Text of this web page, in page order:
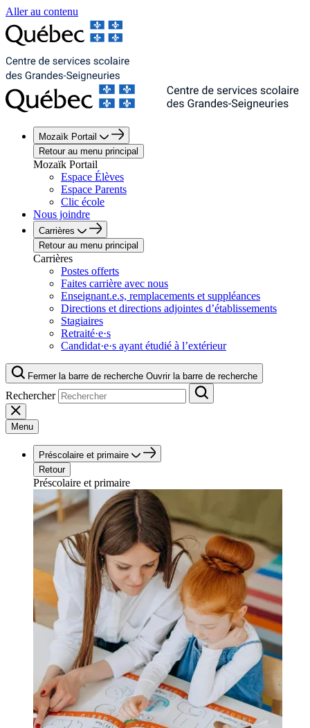
Aller au contenu
Mozaïk Portail
Retour au menu principal
Mozaïk Portail
Espace Élèves
Espace Parents
Clic école
Nous joindre
Carrières
Retour au menu principal
Carrières
Postes offerts
Faites carrière avec nous
Enseignant.e.s, remplacements et suppléances
Directions et directions adjointes d’établissements
Stagiaires
Retraité·e·s
Candidat·e·s ayant étudié à l’extérieur
Fermer la barre de recherche Ouvrir la barre de recherche
Rechercher
Menu
Préscolaire et primaire
Retour
Préscolaire et primaire